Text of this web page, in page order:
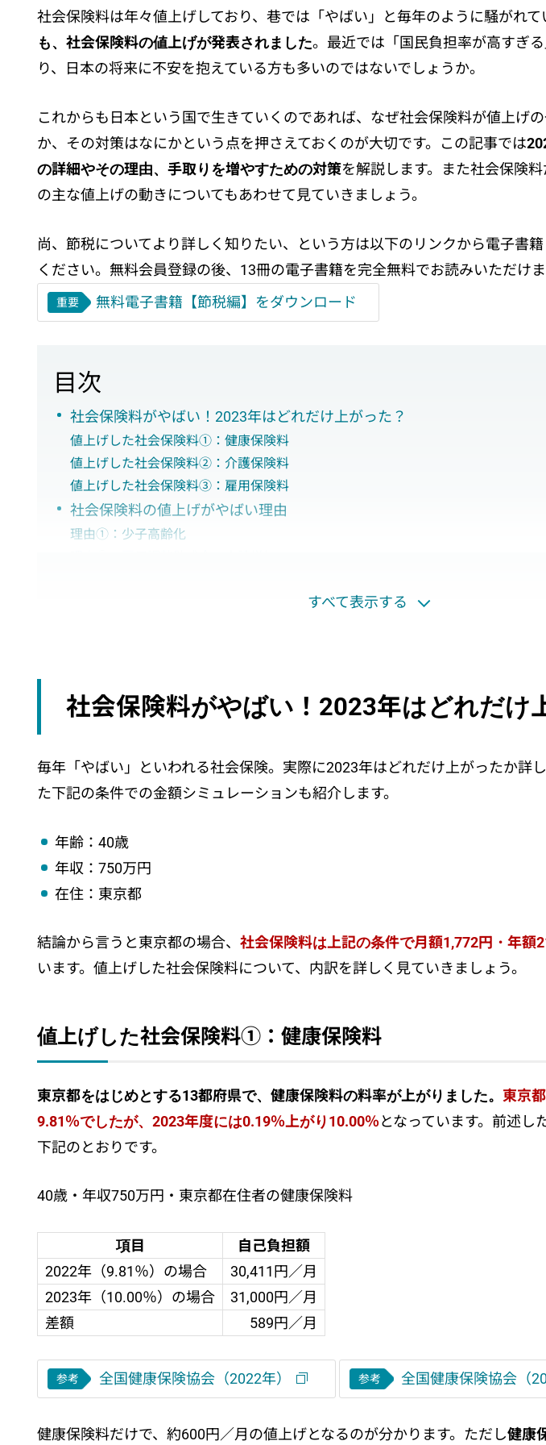
社会保険料は年々値上げしており、巷では「やばい」と毎年のように騒がれて
も、社会保険料の値上げが発表されました。最近では「国民負担率が高すぎ
り、日本の将来に不安を抱えている方も多いのではないでしょうか。
これからも日本という国で生きていくのであれば、なぜ社会保険料が値上げ
か、その対策はなにかという点を押さえておくのが大切です。この記事では
の詳細やその理由、手取りを増やすための対策を解説します。また社会保険
の主な値上げの動きについてもあわせて見ていきましょう。
尚、節税についてより詳しく知りたい、という方は以下のリンクから電子書
ください。無料会員登録の後、13冊の電子書籍を完全無料でお読みいただけま
重要 無料電子書籍【節税編】をダウンロード
目次
社会保険料がやばい！2023年はどれだけ上がった？
値上げした社会保険料①：健康保険料
値上げした社会保険料②：介護保険料
値上げした社会保険料③：雇用保険料
社会保険料の値上げがやばい理由
理由①：少子高齢化
値上げがやばい社会保険料への対策はある？
やばいのは社会保険料だけじゃない！主な値上げしたもの・するもの一
食品・飲料：20,000品目超の値上げ
電気代：6月から14 ～ 42％の値上げ
ガソリン：9月末で補助金が終了
すべて表示する
社会保険料がやばい！2023年はどれだけ
毎年「やばい」といわれる社会保険。実際に2023年はどれだけ上がったか詳
た下記の条件での金額シミュレーションも紹介します。
年齢：40歳
年収：750万円
在住：東京都
結論から言うと東京都の場合、 社会保険料は上記の条件で月額1,772円・年額
います。値上げした社会保険料について、内訳を詳しく見ていきましょう。
値上げした社会保険料①：健康保険料
東京都をはじめとする13都府県で、健康保険料の料率が上がりました。 東京
9.81％でしたが、2023年度には0.19％上がり10.00％となっています。前述し
下記のとおりです。
40歳・年収750万円・東京都在住者の健康保険料
項目
自己負担額
2022年（9.81％）の場合
30,411円／月
2023年（10.00％）の場合
31,000円／月
差額
589円／月
参考 全国健康保険協会（2022年） 参考 全国健康保険協会（
健康保険料だけで、約600円／月の値上げとなるのが分かります。ただし健康